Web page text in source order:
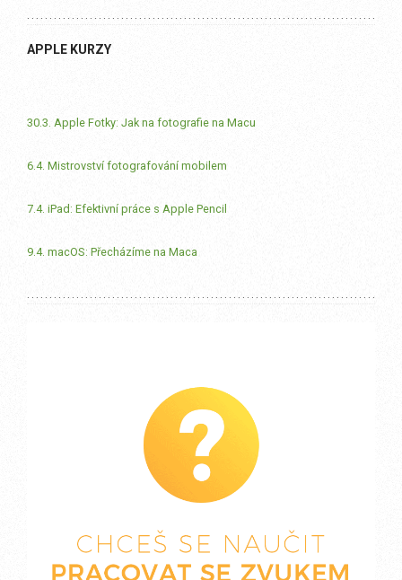
APPLE KURZY
30.3. Apple Fotky: Jak na fotografie na Macu
6.4. Mistrovství fotografování mobilem
7.4. iPad: Efektivní práce s Apple Pencil
9.4. macOS: Přecházíme na Maca